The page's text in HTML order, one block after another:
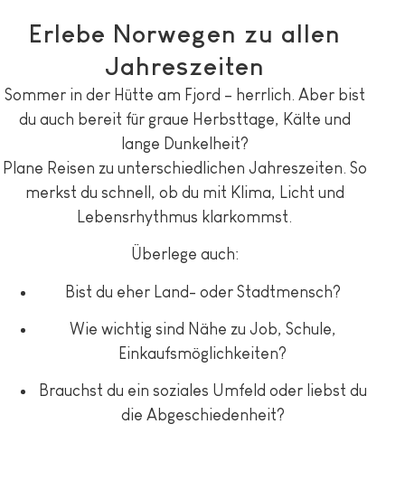
Erlebe Norwegen zu allen
Jahreszeiten
Sommer in der Hütte am Fjord – herrlich. Aber bist
du auch bereit für graue Herbsttage, Kälte und
lange Dunkelheit?
Plane Reisen zu unterschiedlichen Jahreszeiten. So
merkst du schnell, ob du mit Klima, Licht und
Lebensrhythmus klarkommst.
Überlege auch:
Bist du eher Land- oder Stadtmensch?
Wie wichtig sind Nähe zu Job, Schule,
Einkaufsmöglichkeiten?
Brauchst du ein soziales Umfeld oder liebst du
die Abgeschiedenheit?